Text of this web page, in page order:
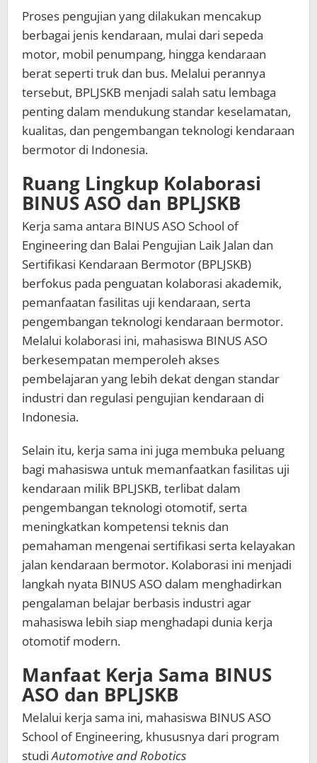
Proses pengujian yang dilakukan mencakup
berbagai jenis kendaraan, mulai dari sepeda
motor, mobil penumpang, hingga kendaraan
berat seperti truk dan bus. Melalui perannya
tersebut, BPLJSKB menjadi salah satu lembaga
penting dalam mendukung standar keselamatan,
kualitas, dan pengembangan teknologi kendaraan
bermotor di Indonesia.
Ruang Lingkup Kolaborasi
BINUS ASO dan BPLJSKB
Kerja sama antara BINUS ASO School of
Engineering dan Balai Pengujian Laik Jalan dan
Sertifikasi Kendaraan Bermotor (BPLJSKB)
berfokus pada penguatan kolaborasi akademik,
pemanfaatan fasilitas uji kendaraan, serta
pengembangan teknologi kendaraan bermotor.
Melalui kolaborasi ini, mahasiswa BINUS ASO
berkesempatan memperoleh akses
pembelajaran yang lebih dekat dengan standar
industri dan regulasi pengujian kendaraan di
Indonesia.
Selain itu, kerja sama ini juga membuka peluang
bagi mahasiswa untuk memanfaatkan fasilitas uji
kendaraan milik BPLJSKB, terlibat dalam
pengembangan teknologi otomotif, serta
meningkatkan kompetensi teknis dan
pemahaman mengenai sertifikasi serta kelayakan
jalan kendaraan bermotor. Kolaborasi ini menjadi
langkah nyata BINUS ASO dalam menghadirkan
pengalaman belajar berbasis industri agar
mahasiswa lebih siap menghadapi dunia kerja
otomotif modern.
Manfaat Kerja Sama BINUS
ASO dan BPLJSKB
Melalui kerja sama ini, mahasiswa BINUS ASO
School of Engineering, khususnya dari program
studiAutomotive and Robotics